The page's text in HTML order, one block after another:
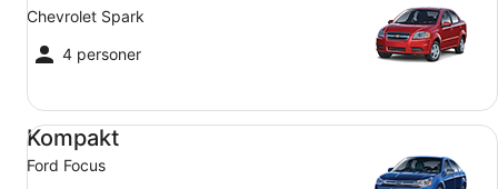
Chevrolet Spark
4 personer
Kompakt
Ford Focus
Kompakt Ford Focus